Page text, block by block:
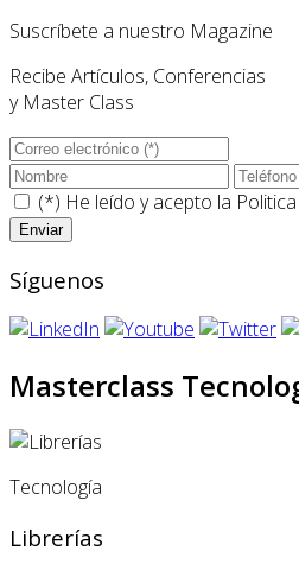
Suscríbete a nuestro Magazine
Recibe Artículos, Conferencias
y Master Class
(*) He leído y acepto la
Síguenos
Masterclass
Tecnología
Librerías